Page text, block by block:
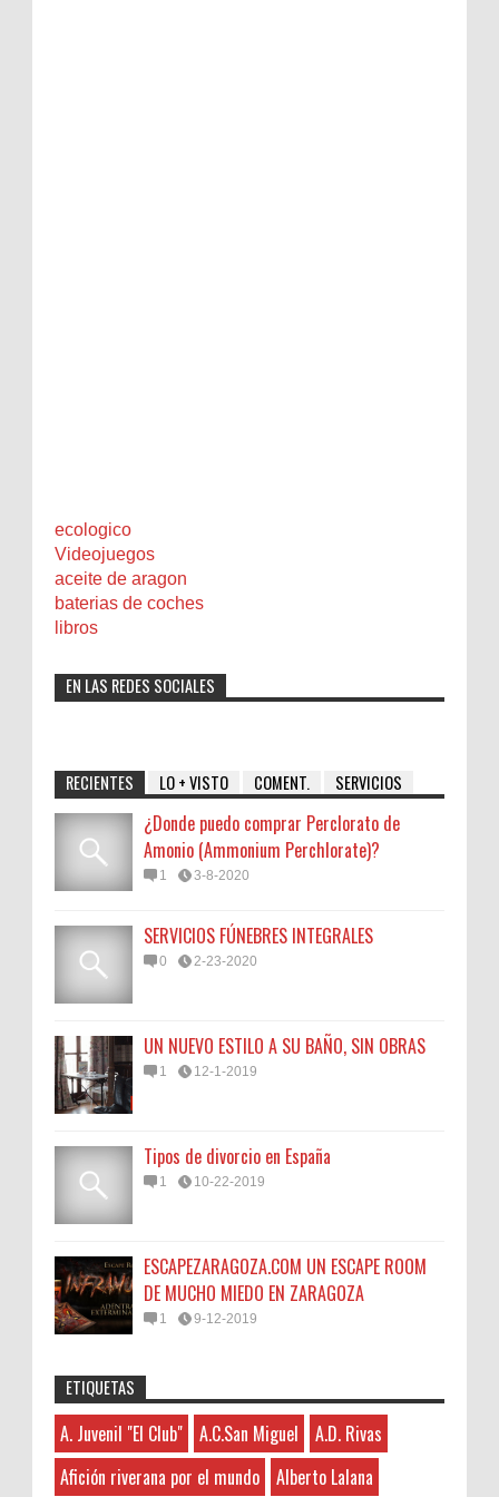
ecologico
Videojuegos
aceite de aragon
baterias de coches
libros
EN LAS REDES SOCIALES
RECIENTES LO + VISTO COMENT. SERVICIOS
¿Donde puedo comprar Perclorato de
Amonio (Ammonium Perchlorate)?
1 3-8-2020
SERVICIOS FÚNEBRES INTEGRALES
0 2-23-2020
UN NUEVO ESTILO A SU BAÑO, SIN OBRAS
1 12-1-2019
Tipos de divorcio en España
1 10-22-2019
ESCAPEZARAGOZA.COM UN ESCAPE ROOM
DE MUCHO MIEDO EN ZARAGOZA
1 9-12-2019
Sorteamos un Lomo Ibérico de Bellota de
Monsalud-Brumale S.L.
El Premio Un lomo ibérico de bellota
Anonymous:
3-7-2026
Hayat boyunca kendimizi geliştirmek
ve yeni bilgiler edinmek için çeşitli kaynaklara
45N
A. Juvenil "El Club"
A.C.San Miguel
A.D. Rivas
ETIQUETAS
A. Juvenil "El Club" A.C.San Miguel
A.D. Rivas
Afición riverana por el mundo
Alberto Lalana